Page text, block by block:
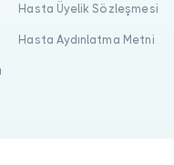
Hasta Üyelik Sözleşmesi
Hasta Aydınlatma Metni